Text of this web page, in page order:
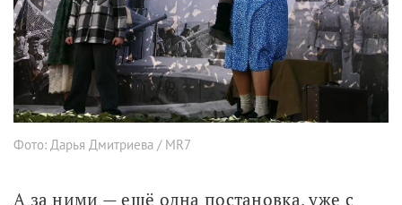
Фото: Дарья Дмитриева / MR7
А за ними — ещё одна постановка, уже с